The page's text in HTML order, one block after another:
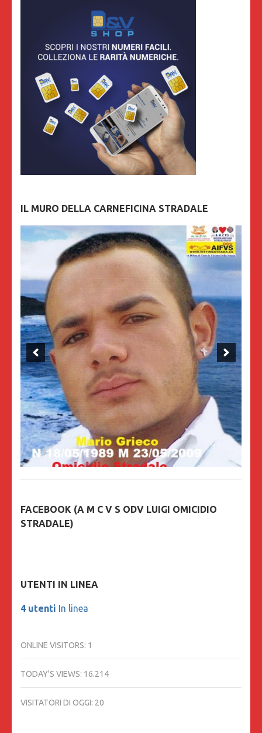
IL MURO DELLA CARNEFICINA STRADALE
FACEBOOK (A M C V S ODV LUIGI OMICIDIO
STRADALE)
UTENTI IN LINEA
4 utenti In linea
ONLINE VISITORS: 1
TODAY'S VIEWS: 16.214
VISITATORI DI OGGI: 20